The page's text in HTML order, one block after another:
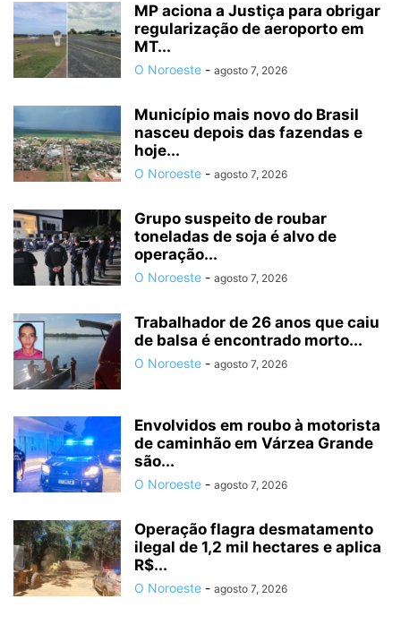
MP aciona a Justiça para obrigar
regularização de aeroporto em
MT...
O Noroeste - agosto 7, 2026
Município mais novo do Brasil
nasceu depois das fazendas e
hoje...
O Noroeste - agosto 7, 2026
Grupo suspeito de roubar
toneladas de soja é alvo de
operação...
O Noroeste - agosto 7, 2026
Trabalhador de 26 anos que caiu
de balsa é encontrado morto...
O Noroeste - agosto 7, 2026
Envolvidos em roubo à motorista
de caminhão em Várzea Grande
são...
O Noroeste - agosto 7, 2026
Operação flagra desmatamento
ilegal de 1,2 mil hectares e aplica
R$...
O Noroeste - agosto 7, 2026